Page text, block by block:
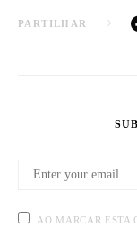
PARTILHAR
AO MARCAR ESTA